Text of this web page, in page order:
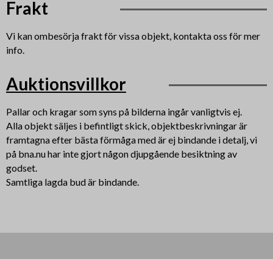
Frakt
Vi kan ombesörja frakt för vissa objekt, kontakta oss för mer
info.
Auktionsvillkor
Pallar och kragar som syns på bilderna ingår vanligtvis ej.
Alla objekt säljes i befintligt skick, objektbeskrivningar är
framtagna efter bästa förmåga med är ej bindande i detalj, vi
på bna.nu har inte gjort någon djupgående besiktning av
godset.
Samtliga lagda bud är bindande.